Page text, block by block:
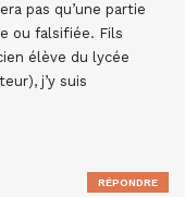
pas qu’une partie
ou falsifiée. Fils
élève du lycée
j’y suis
RÉPONDRE